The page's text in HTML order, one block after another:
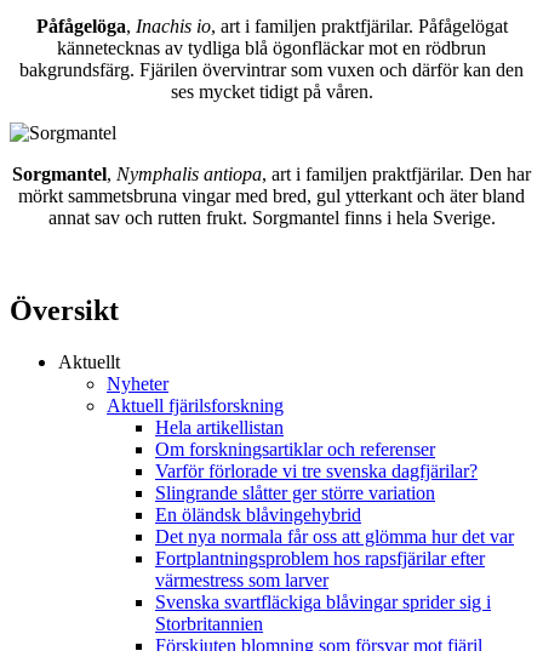
Påfågelöga, Inachis io, art i familjen praktfjärilar. Påfågelögat
kännetecknas av tydliga blå ögonfläckar mot en rödbrun
bakgrundsfärg. Fjärilen övervintrar som vuxen och därför kan den
ses mycket tidigt på våren.
Sorgmantel, Nymphalis antiopa, art i familjen praktfjärilar. Den har
mörkt sammetsbruna vingar med bred, gul ytterkant och äter bland
annat sav och rutten frukt. Sorgmantel finns i hela Sverige.
Översikt
Aktuellt
Nyheter
Aktuell fjärilsforskning
Hela artikellistan
Om forskningsartiklar och referenser
Varför förlorade vi tre svenska dagfjärilar?
Slingrande slåtter ger större variation
En öländsk blåvingehybrid
Det nya normala får oss att glömma hur det var
Fortplantningsproblem hos rapsfjärilar efter
värmestress som larver
Svenska svartfläckiga blåvingar sprider sig i
Storbritannien
Förskjuten blomning som försvar mot fjäril